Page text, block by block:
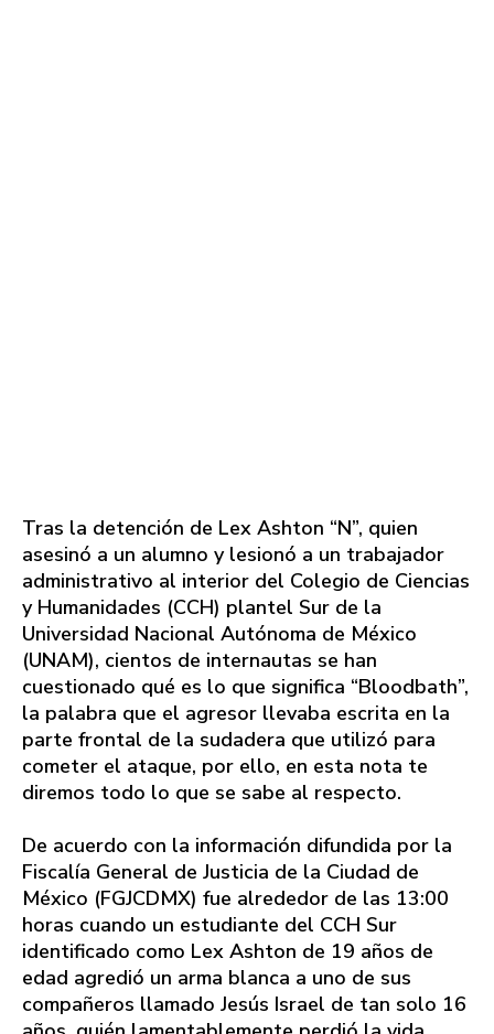
Tras la detención de Lex Ashton “N”, quien
asesinó a un alumno y lesionó a un trabajador
administrativo al interior del Colegio de Ciencias
y Humanidades (CCH) plantel Sur de la
Universidad Nacional Autónoma de México
(UNAM), cientos de internautas se han
cuestionado qué es lo que significa “Bloodbath”,
la palabra que el agresor llevaba escrita en la
parte frontal de la sudadera que utilizó para
cometer el ataque, por ello, en esta nota te
diremos todo lo que se sabe al respecto.
De acuerdo con la información difundida por la
Fiscalía General de Justicia de la Ciudad de
México (FGJCDMX) fue alrededor de las 13:00
horas cuando un estudiante del CCH Sur
identificado como Lex Ashton de 19 años de
edad agredió un arma blanca a uno de sus
compañeros llamado Jesús Israel de tan solo 16